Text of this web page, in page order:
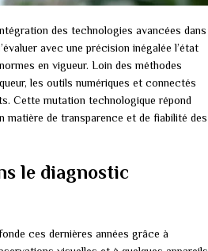
des technologies avancées dans
avec une précision inégalée l’état
en vigueur. Loin des méthodes
les outils numériques et connectés
Cette mutation technologique répond
matière de transparence et de fiabilité des
le diagnostic
ces dernières années grâce à